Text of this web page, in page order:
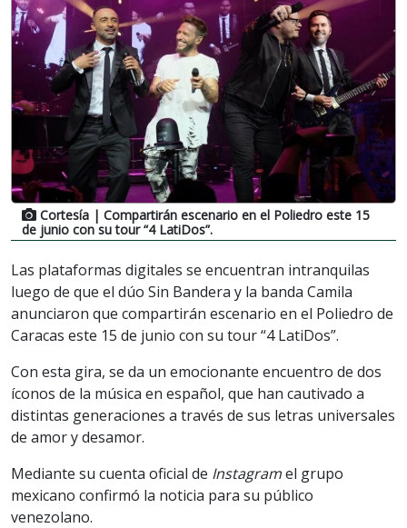
Cortesía | Compartirán escenario en el Poliedro este 15
de junio con su tour “4 LatiDos”.
Las plataformas digitales se encuentran intranquilas
luego de que el dúo Sin Bandera y la banda Camila
anunciaron que compartirán escenario en el Poliedro de
Caracas este 15 de junio con su tour “4 LatiDos”.
Con esta gira, se da un emocionante encuentro de dos
íconos de la música en español, que han cautivado a
distintas generaciones a través de sus letras universales
de amor y desamor.
Mediante su cuenta oficial de Instagramel grupo
mexicano confirmó la noticia para su público
venezolano.